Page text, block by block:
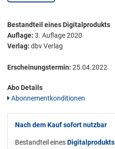
Bestandteil eines Digitalprodukts
Auflage: 3. Auflage 2020
Verlag: dbv Verlag
Erscheinungstermin: 25.04.2022
Abo Details
Abonnementkonditionen
Nach dem Kauf sofort nutzbar
Bestandteil einesDigitalprodukts